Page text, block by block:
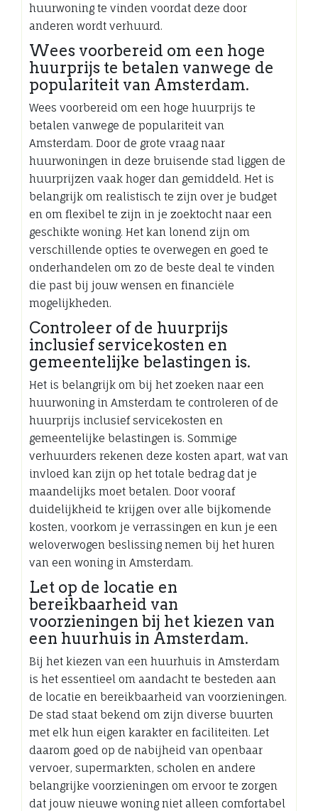
huurwoning te vinden voordat deze door
anderen wordt verhuurd.
Wees voorbereid om een hoge
huurprijs te betalen vanwege de
populariteit van Amsterdam.
Wees voorbereid om een hoge huurprijs te
betalen vanwege de populariteit van
Amsterdam. Door de grote vraag naar
huurwoningen in deze bruisende stad liggen de
huurprijzen vaak hoger dan gemiddeld. Het is
belangrijk om realistisch te zijn over je budget
en om flexibel te zijn in je zoektocht naar een
geschikte woning. Het kan lonend zijn om
verschillende opties te overwegen en goed te
onderhandelen om zo de beste deal te vinden
die past bij jouw wensen en financiële
mogelijkheden.
Controleer of de huurprijs
inclusief servicekosten en
gemeentelijke belastingen is.
Het is belangrijk om bij het zoeken naar een
huurwoning in Amsterdam te controleren of de
huurprijs inclusief servicekosten en
gemeentelijke belastingen is. Sommige
verhuurders rekenen deze kosten apart, wat van
invloed kan zijn op het totale bedrag dat je
maandelijks moet betalen. Door vooraf
duidelijkheid te krijgen over alle bijkomende
kosten, voorkom je verrassingen en kun je een
weloverwogen beslissing nemen bij het huren
van een woning in Amsterdam.
Let op de locatie en
bereikbaarheid van
voorzieningen bij het kiezen van
een huurhuis in Amsterdam.
Bij het kiezen van een huurhuis in Amsterdam
is het essentieel om aandacht te besteden aan
de locatie en bereikbaarheid van voorzieningen.
De stad staat bekend om zijn diverse buurten
met elk hun eigen karakter en faciliteiten. Let
daarom goed op de nabijheid van openbaar
vervoer, supermarkten, scholen en andere
belangrijke voorzieningen om ervoor te zorgen
dat jouw nieuwe woning niet alleen comfortabel